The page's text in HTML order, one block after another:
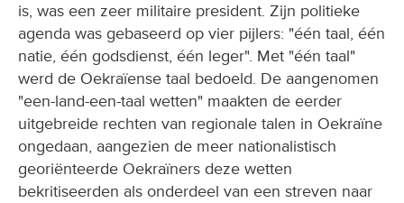
is, was een zeer militaire president. Zijn politieke
agenda was gebaseerd op vier pijlers: "één taal, één
natie, één godsdienst, één leger". Met "één taal"
werd de Oekraïense taal bedoeld. De aangenomen
"een-land-een-taal wetten" maakten de eerder
uitgebreide rechten van regionale talen in Oekraïne
ongedaan, aangezien de meer nationalistisch
georiënteerde Oekraïners deze wetten
bekritiseerden als onderdeel van een streven naar